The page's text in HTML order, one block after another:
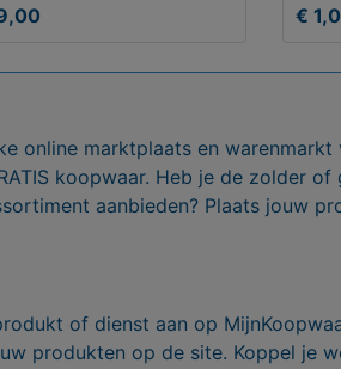
€
online marktplaats en
koopwaar. Heb je de zolder
aanbieden? Plaats jouw
of dienst aan op
produkten op de site. Koppel je